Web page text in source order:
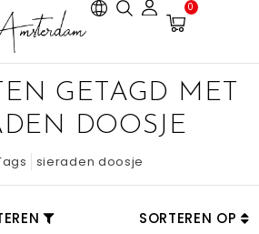
0
GETAGD MET
DOOSJE
sieraden doosje
SORTEREN OP